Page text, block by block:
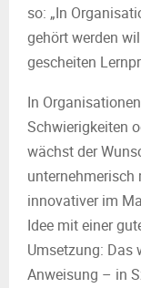
so: „In
gehört werden
gescheiten
In
Schwierigkeiten
wächst der
unternehmerisch
innovativer im
Idee mit einer
Umsetzung: Das
Anweisung – in